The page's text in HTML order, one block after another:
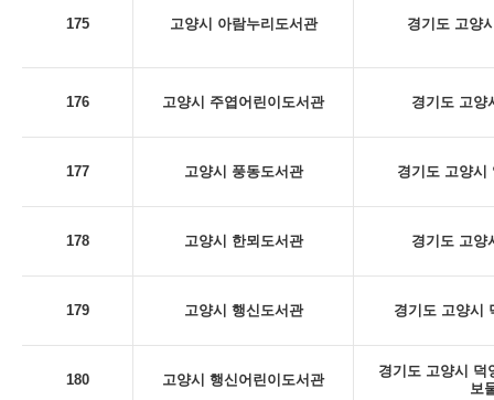
175 고양시 아람누리도서관 경기도 고양
176 고양시 주엽어린이도서관 경기도 고양
177 고양시 풍동도서관 경기도 고양시
178 고양시 한뫼도서관 경기도 고양
179 고양시 행신도서관 경기도 고양시
180 고양시 행신어린이도서관
경기도 고양시 덕
보